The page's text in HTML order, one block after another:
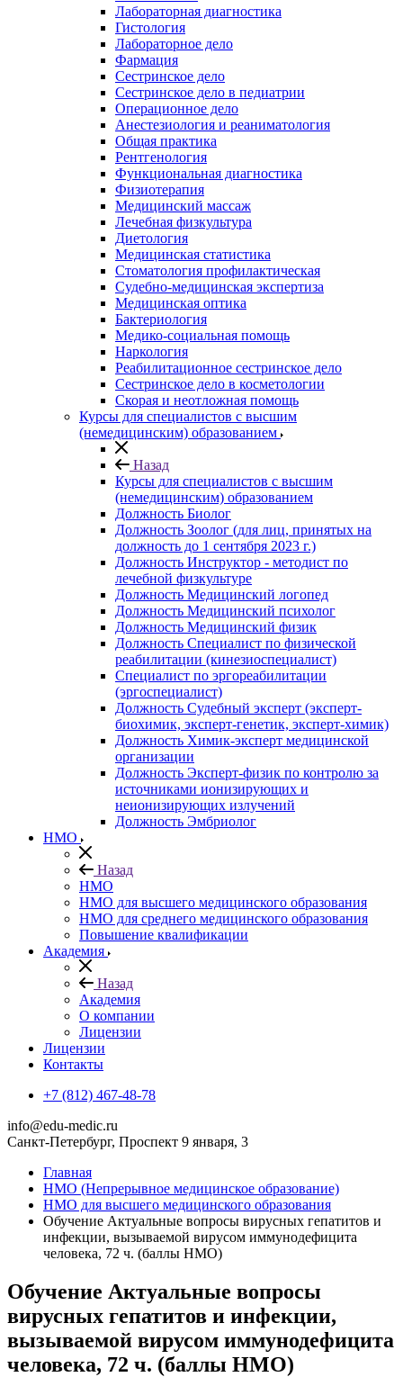
Лабораторная диагностика
Гистология
Лабораторное дело
Фармация
Сестринское дело
Сестринское дело в педиатрии
Операционное дело
Анестезиология и реаниматология
Общая практика
Рентгенология
Функциональная диагностика
Физиотерапия
Медицинский массаж
Лечебная физкультура
Диетология
Медицинская статистика
Стоматология профилактическая
Судебно-медицинская экспертиза
Медицинская оптика
Бактериология
Медико-социальная помощь
Наркология
Реабилитационное сестринское дело
Сестринское дело в косметологии
Скорая и неотложная помощь
Курсы для специалистов с высшим
(немедицинским) образованием
Назад
Курсы для специалистов с высшим
(немедицинским) образованием
Должность Биолог
Должность Зоолог (для лиц, принятых на
должность до 1 сентября 2023 г.)
Должность Инструктор - методист по
лечебной физкультуре
Должность Медицинский логопед
Должность Медицинский психолог
Должность Медицинский физик
Должность Специалист по физической
реабилитации (кинезиоспециалист)
Специалист по эргореабилитации
(эргоспециалист)
Должность Судебный эксперт (эксперт-
биохимик, эксперт-генетик, эксперт-химик)
Должность Химик-эксперт медицинской
организации
Должность Эксперт-физик по контролю за
источниками ионизирующих и
неионизирующих излучений
Должность Эмбриолог
НМО
Назад
НМО
НМО для высшего медицинского образования
НМО для среднего медицинского образования
Повышение квалификации
Академия
Назад
Академия
О компании
Лицензии
Лицензии
Контакты
+7 (812) 467-48-78
info@edu-medic.ru
Санкт-Петербург, Проспект 9 января, 3
Главная
НМО (Непрерывное медицинское образование)
НМО для высшего медицинского образования
Обучение Актуальные вопросы вирусных гепатитов и
инфекции, вызываемой вирусом иммунодефицита
человека, 72 ч. (баллы НМО)
Обучение Актуальные вопросы
вирусных гепатитов и инфекции,
вызываемой вирусом иммунодефицита
человека, 72 ч. (баллы НМО)